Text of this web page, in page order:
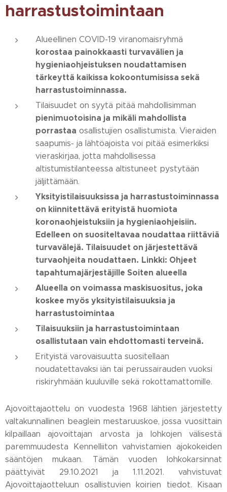
harrastustoimintaan
Alueellinen COVID-19 viranomaisryhmä
korostaa painokkaasti turvavälien ja
hygieniaohjeistuksen noudattamisen
tärkeyttä kaikissa kokoontumisissa sekä
harrastustoiminnassa.
Tilaisuudet on syytä pitää mahdollisimman
pienimuotoisina ja mikäli mahdollista
porrastaa osallistujien osallistumista. Vieraiden
saapumis- ja lähtöajoista voi pitää esimerkiksi
vieraskirjaa, jotta mahdollisessa
altistumistilanteessa altistuneet pystytään
jäljittämään.
Yksityistilaisuuksissa ja harrastustoiminnassa
on kiinnitettävä erityistä huomiota
koronaohjeistuksiin ja hygieniaohjeisiin.
Edelleen on suositeltavaa noudattaa riittäviä
turvavälejä. Tilaisuudet on järjestettävä
turvaohjeita noudattaen. Linkki: Ohjeet
tapahtumajärjestäjille Soiten alueella
Alueella on voimassa maskisuositus, joka
koskee myös yksityistilaisuuksia ja
harrastustoimintaa
Tilaisuuksiin ja harrastustoimintaan
osallistutaan vain ehdottomasti terveinä.
Erityistä varovaisuutta suositellaan
noudatettavaksi iän tai perussairauden vuoksi
riskiryhmään kuuluville sekä rokottamattomille.
Ajovoittajaottelu on vuodesta 1968 lähtien järjestetty
valtakunnallinen beaglein mestaruuskoe, jossa vuosittain
kilpaillaan ajovoittajan arvosta ja lohkojen välisestä
paremmuudesta Kennelliiton vahvistamien ajokokeiden
sääntöjen mukaan. Tämän vuoden lohkokarsinnat
päättyivät 29.10.2021 ja 1.11.2021. vahvistuvat
Ajovoittajaotteluun osallistuvien koirien tiedot. Kisaan